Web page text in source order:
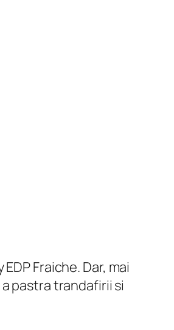
Fraiche. Dar, mai
pastra trandafirii si